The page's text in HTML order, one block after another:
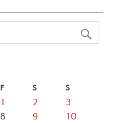
F S S
1 2
3
8 9
10